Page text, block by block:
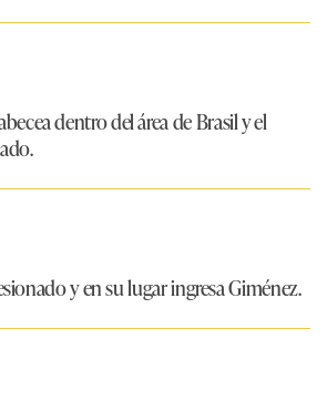
dentro del área de Brasil y el
y en su lugar ingresa Giménez.